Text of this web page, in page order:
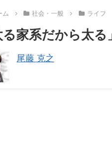
ム 社会・一般 ライフ
る家系だから太
尾藤 克之